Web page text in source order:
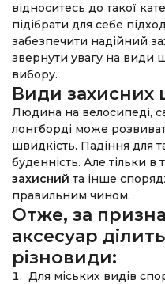
відноситесь до такої
підібрати для себе
забезпечити надійний
звернути увагу на види
вибору.
Види захисних
Людина на велосипеді,
лонгборді може
швидкість. Падіння для
буденність. Але тільки
захисний та інше
правильним чином.
Отже, за
аксесуар
різновиди:
Для міських видів